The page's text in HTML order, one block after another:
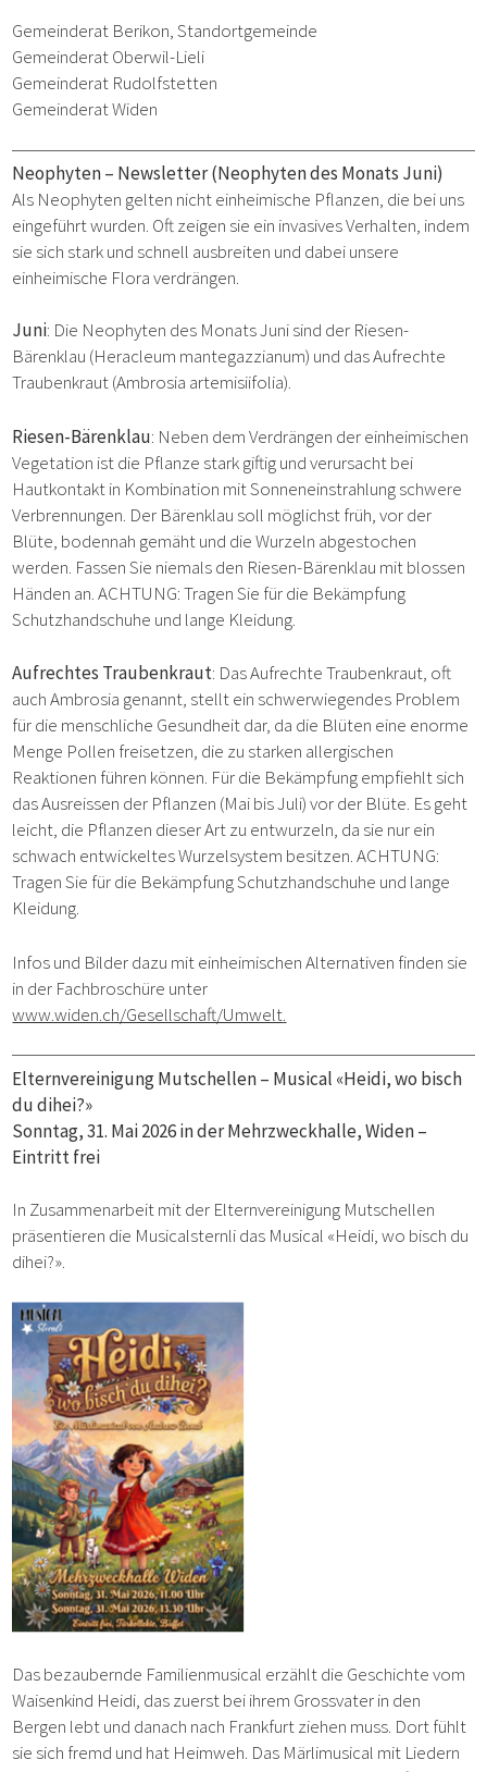
Gemeinderat Berikon, Standortgemeinde
Gemeinderat Oberwil-Lieli
Gemeinderat Rudolfstetten
Gemeinderat Widen
Neophyten – Newsletter (Neophyten des Monats Juni)
Als Neophyten gelten nicht einheimische Pflanzen, die bei uns
eingeführt wurden. Oft zeigen sie ein invasives Verhalten, indem
sie sich stark und schnell ausbreiten und dabeiunsere
einheimische Flora verdrängen.
Juni: Die Neophyten des Monats Juni sind der Riesen-
Bärenklau (Heracleum mantegazzianum) und das Aufrechte
Traubenkraut (Ambrosia artemisiifolia).
Riesen-Bärenklau: Neben dem Verdrängen der einheimischen
Vegetation ist die Pflanze stark giftig und verursacht bei
Hautkontakt in Kombination mit Sonneneinstrahlung schwere
Verbrennungen. Der Bärenklau soll möglichst früh, vor der
Blüte, bodennah gemäht und die Wurzeln abgestochen
werden. Fassen Sie niemals den Riesen-Bärenklau mit blossen
Händen an. ACHTUNG: Tragen Sie für die Bekämpfung
Schutzhandschuhe und lange Kleidung.
Aufrechtes Traubenkraut: Das Aufrechte Traubenkraut, oft
auch Ambrosia genannt, stellt ein schwerwiegendes Problem
für die menschliche Gesundheit dar, da die Blüten eine enorme
Menge Pollen freisetzen, die zu starken allergischen
Reaktionen führen können. Für die Bekämpfung empfiehlt sich
das Ausreissen der Pflanzen (Mai bis Juli) vor der Blüte. Es geht
leicht, die Pflanzen dieser Art zu entwurzeln, da sie nur ein
schwach entwickeltes Wurzelsystem besitzen. ACHTUNG:
Tragen Sie für die Bekämpfung Schutzhandschuhe und lange
Kleidung.
Infos und Bilder dazu mit einheimischen Alternativen finden sie
in der Fachbroschüre unter
www.widen.ch/Gesellschaft/Umwelt.
Elternvereinigung Mutschellen – Musical «Heidi, wo bisch
du dihei?»
Sonntag, 31. Mai 2026 in der Mehrzweckhalle, Widen –
Eintritt frei
In Zusammenarbeit mit der Elternvereinigung Mutschellen
präsentieren die Musicalsternli das Musical «Heidi, wo bisch du
dihei?».
Das bezaubernde Familienmusical erzählt die Geschichte vom
Waisenkind Heidi, das zuerst bei ihrem Grossvater in den
Bergen lebt und danach nach Frankfurt ziehen muss. Dort fühlt
sie sich fremd und hat Heimweh. Das Märlimusical mit Liedern